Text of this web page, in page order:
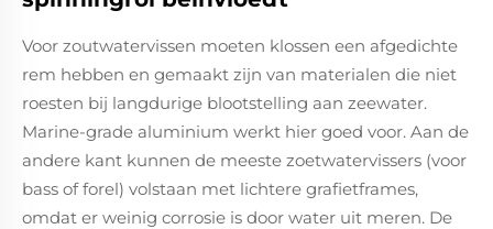
Voor zoutwatervissen moeten klossen een afgedichte
rem hebben en gemaakt zijn van materialen die niet
roesten bij langdurige blootstelling aan zeewater.
Marine-grade aluminium werkt hier goed voor. Aan de
andere kant kunnen de meeste zoetwatervissers (voor
bass of forel) volstaan met lichtere grafietframes,
omdat er weinig corrosie is door water uit meren. De